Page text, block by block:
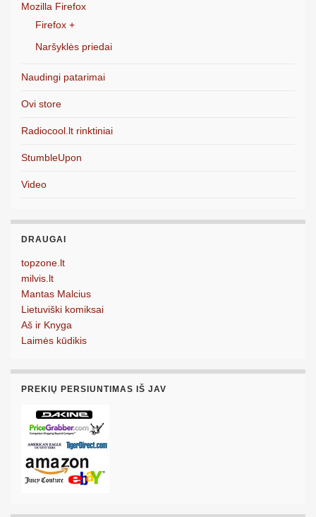
Mozilla Firefox
Firefox +
Naršyklės priedai
Naudingi patarimai
Ovi store
Radiocool.lt rinktiniai
StumbleUpon
Video
DRAUGAI
topzone.lt
milvis.lt
Mantas Malcius
Lietuviški komiksai
Aš ir Knyga
Laimės kūdikis
PREKIŲ PERSIUNTIMAS IŠ JAV